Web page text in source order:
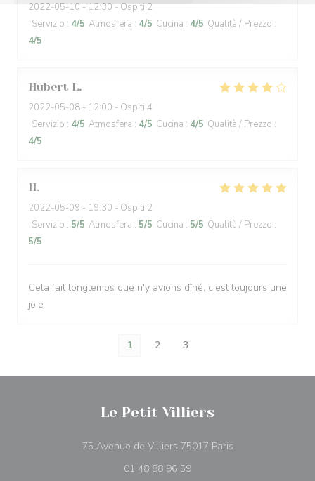
2022-05-10- 12:30 - Ospiti 2
Servizio : 4/5 Atmosfera : 4/5 Cucina : 4/5 Qualità / Prezzo :
4/5
Hubert L
2022-05-08 - 12:00 - Ospiti 4
Servizio : 4/5 Atmosfera : 4/5 Cucina : 4/5 Qualità / Prezzo :
4/5
H
2022-05-09 - 19:30 - Ospiti 2
Servizio : 5/5 Atmosfera : 5/5 Cucina : 5/5 Qualità / Prezzo :
5/5
Cela fait longtemps que n'y avions dîné, c'est toujours une
joie
1 2 3
Le Petit Villiers
75 Avenue de Villiers 75017 Paris((apre una nuova
01 48 88 96 59